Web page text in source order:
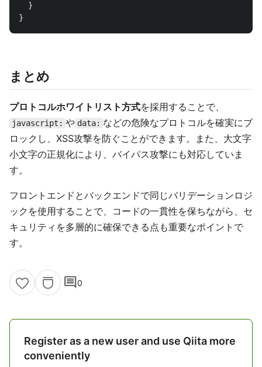
}
}
まとめ
プロトコルホワイトリスト方式を採用することで、
javascript: や data: などの危険なプロトコルを確実にブ
ロックし、XSS攻撃を防ぐことができます。また、大文字
小文字の正規化により、バイパス攻撃にも対応していま
す。
フロントエンドとバックエンドで同じバリデーションロジ
ックを使用することで、コードの一貫性を保ちながら、セ
キュリティを多層的に確保できる点も重要なポイントで
す。
comment0
Register as a new user and use Qiita more
conveniently